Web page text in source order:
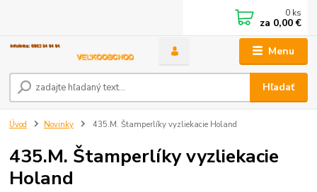
Menu
Hľadať
0 ks
za 0,00 €
Úvod Novinky 435.M. Štamperlíky vyzliekacie Holand
435.M. Štamperlíky vyzliekacie
Holand